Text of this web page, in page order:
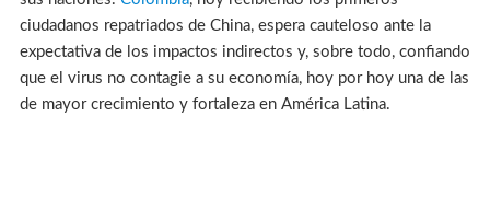
ciudadanos repatriados de China, espera cauteloso ante la
expectativa de los impactos indirectos y, sobre todo, confiando
que el virus no contagie a su economía, hoy por hoy una de las
de mayor crecimiento y fortaleza en América Latina.